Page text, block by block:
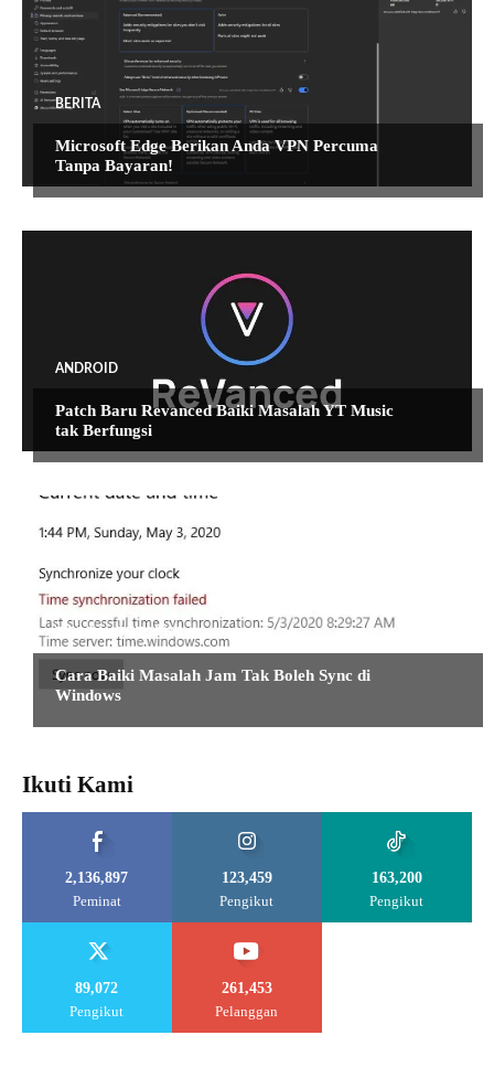
BERITA
Microsoft Edge Berikan Anda VPN Percuma
Tanpa Bayaran!
ANDROID
Patch Baru Revanced Baiki Masalah YT Music
tak Berfungsi
TIPS DAN TUTORIAL
Cara Baiki Masalah Jam Tak Boleh Sync di
Windows
Ikuti Kami
2,136,897
Peminat
123,459
Pengikut
163,200
Pengikut
89,072
Pengikut
261,453
Pelanggan